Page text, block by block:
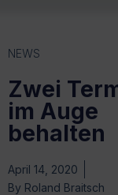
NEWS
Zwei
im Auge
behalten
April 14, 2020
By Roland Braitsch